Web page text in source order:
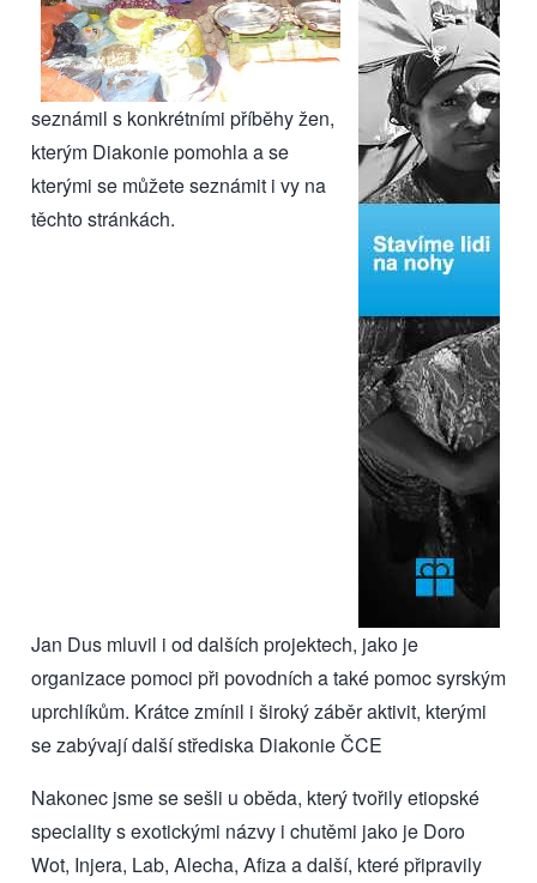
seznámil s konkrétními příběhy žen,
kterým Diakonie pomohla a se
kterými se můžete seznámit i vy na
těchto stránkách.
Jan Dus mluvil i od dalších projektech, jako je
organizace pomoci při povodních a také pomoc syrským
uprchlíkům. Krátce zmínil i široký záběr aktivit, kterými
se zabývají další střediska Diakonie ČCE
Nakonec jsme se sešli u oběda, který tvořily etiopské
speciality s exotickými názvy i chutěmi jako je Doro
Wot, Injera, Lab, Alecha, Afiza a další, které připravily